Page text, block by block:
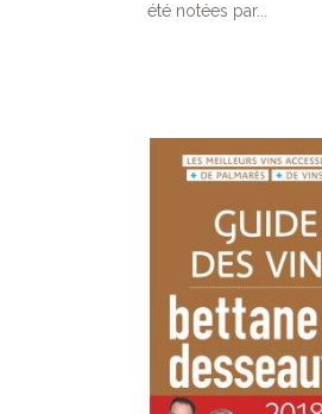
été notées par...